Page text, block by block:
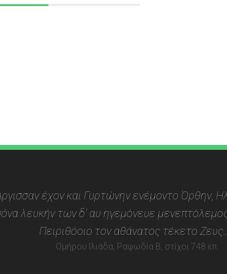
έχον και Γυρτώνην ενέμοντο Όρθην,
λευκήν των δ’ αυ ηγεμόνευε
Πειριθόοιο τον αθάνατος τέκετο
Ομήρου Ιλιάδα, Ραψωδία Β, στίχοι 748 επ.